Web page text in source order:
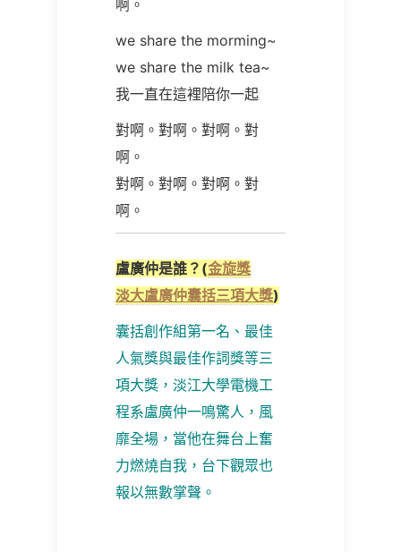
啊。
we share the morming~
we share the milk tea~
我一直在這裡陪你一起
對啊。對啊。對啊。對
啊。
對啊。對啊。對啊。對
啊。
盧廣仲是誰？ (金旋獎
淡大盧廣仲囊括三項大獎)
囊括創作組第一名、最佳
人氣獎與最佳作詞獎等三
項大獎，淡江大學電機工
程系盧廣仲一鳴驚人，風
靡全場，當他在舞台上奮
力燃燒自我，台下觀眾也
報以無數掌聲。